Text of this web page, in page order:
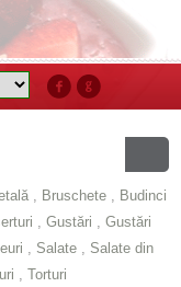
, Bruschete , Budinci
, Gustări , Gustări
, Salate , Salate din
, Torturi